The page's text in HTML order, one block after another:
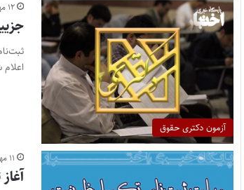
آزمون دکتری حقوق
۱۲ مهر ۱۳۹۶
۱۱ مهر ۱۳۹۶
آغاز